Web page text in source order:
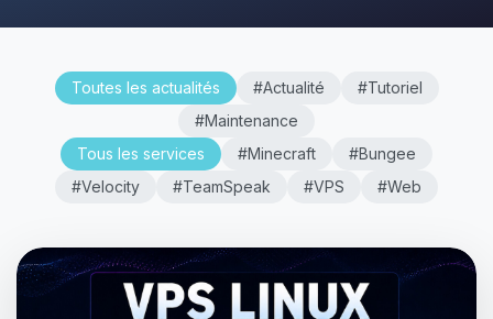
Toutes les actualités #Actualité
#Tutoriel
#Maintenance
Tous les services
#Minecraft
#Bungee
#Velocity
#TeamSpeak #VPS #Web